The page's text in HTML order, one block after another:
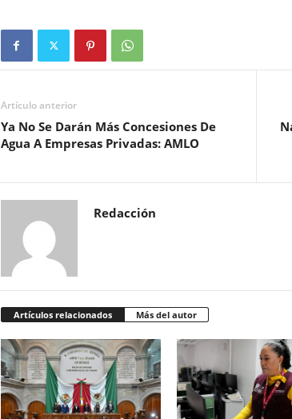
Artículo anterior
Ya No Se Darán Más Concesiones De
Agua A Empresas Privadas: AMLO
Redacción
Artículos relacionados Más del autor